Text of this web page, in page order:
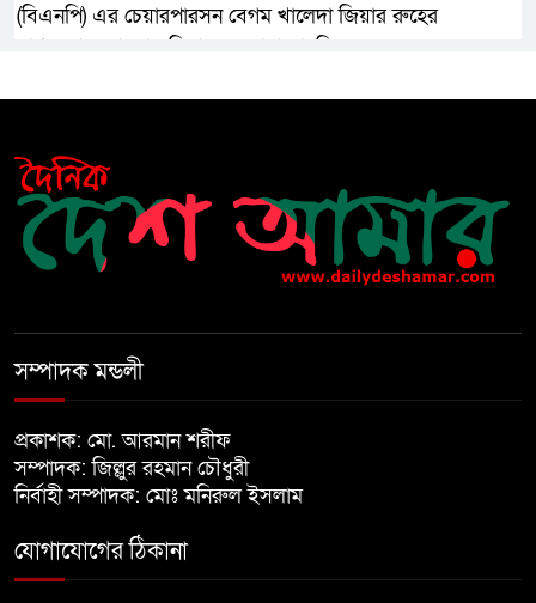
(বিএনপি) এর চেয়ারপারসন বেগম খালেদা জিয়ার রুহের
মাগফেরাত কামনায় মিলাদ ও দোয়া মাহফিল
নির্বাচনের আগেই ফিরতে মরিয়া
‘পলাতক শক্তি’
খালেদা জিয়ার শারীরিক অবস্থা এখনো
অনিশ্চিত
সম্পাদক মন্ডলী
প্রকাশক: মো. আরমান শরীফ
সম্পাদক: জিল্লুর রহমান চৌধুরী
নির্বাহী সম্পাদক: মোঃ মনিরুল ইসলাম
যোগাযোগের ঠিকানা